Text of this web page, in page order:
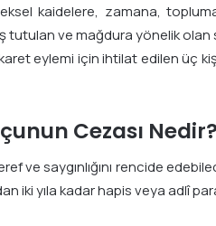
kaidelere, zamana,
tutulan ve mağdura yönelik
eylemi için ihtilat edilen üç
Cezası Nedir?
ve saygınlığını rencide
iki yıla kadar hapis veya adlî